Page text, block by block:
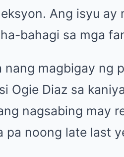
Ang isyu ay
bahagi sa mga
magbigay ng
Ogie Diaz sa
nagsabing may
pa noong late last